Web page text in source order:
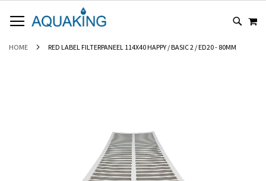
NAAR
DE
HOME RED LABEL FILTERPANEEL 114X40 HAPPY / BASIC 2 / ED20 - 80ΜM